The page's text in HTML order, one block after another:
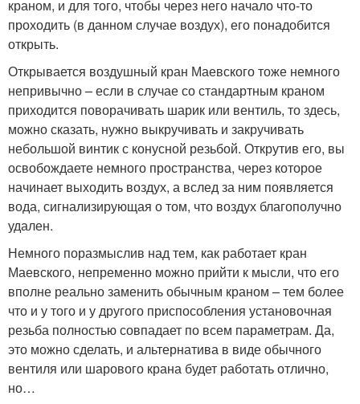
краном, и для того, чтобы через него начало что-то
проходить (в данном случае воздух), его понадобится
открыть.
Открывается воздушный кран Маевского тоже немного
непривычно – если в случае со стандартным краном
приходится поворачивать шарик или вентиль, то здесь,
можно сказать, нужно выкручивать и закручивать
небольшой винтик с конусной резьбой. Открутив его, вы
освобождаете немного пространства, через которое
начинает выходить воздух, а вслед за ним появляется
вода, сигнализирующая о том, что воздух благополучно
удален.
Немного поразмыслив над тем, как работает кран
Маевского, непременно можно прийти к мысли, что его
вполне реально заменить обычным краном – тем более
что и у того и у другого приспособления установочная
резьба полностью совпадает по всем параметрам. Да,
это можно сделать, и альтернатива в виде обычного
вентиля или шарового крана будет работать отлично,
но…